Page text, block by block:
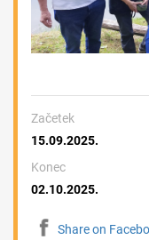
Začetek
15.09.2025.
Konec
02.10.2025.
Share on